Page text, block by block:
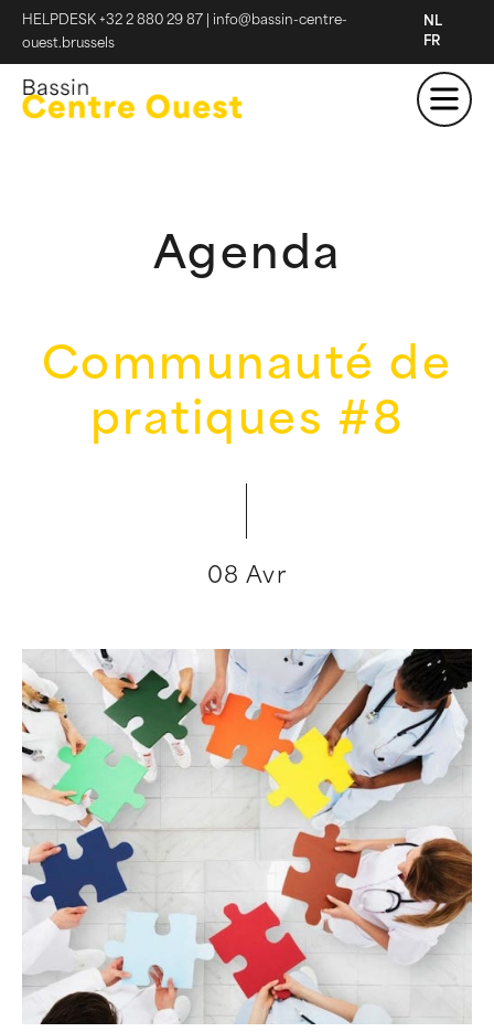
HELPDESK +32 2 880 29 87
info@bassin-centre-
ouest.brussels
NL
FR
Agenda
Communauté de
pratiques #8
08 Avr